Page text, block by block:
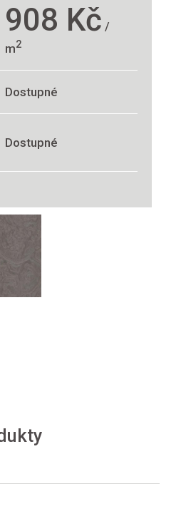
908 Kč /
m2
Dostupné
Dostupné